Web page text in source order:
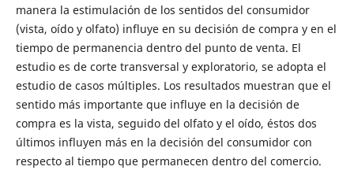
manera la estimulación de los sentidos del consumidor
(vista, oído y olfato) influye en su decisión de compra y en el
tiempo de permanencia dentro del punto de venta. El
estudio es de corte transversal y exploratorio, se adopta el
estudio de casos múltiples. Los resultados muestran que el
sentido más importante que influye en la decisión de
compra es la vista, seguido del olfato y el oído, éstos dos
últimos influyen más en la decisión del consumidor con
respecto al tiempo que permanecen dentro del comercio.